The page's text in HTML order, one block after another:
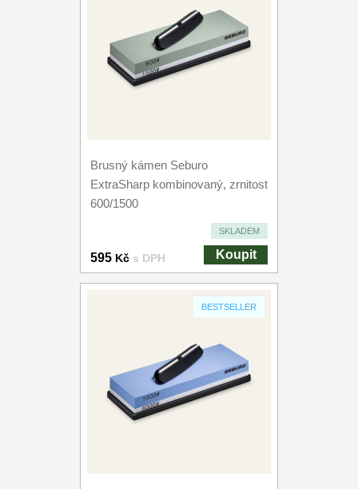
Brusný kámen Seburo
ExtraSharp kombinovaný, zrnitost
600/1500
SKLADEM
595 Kč s DPH Koupit
BESTSELLER